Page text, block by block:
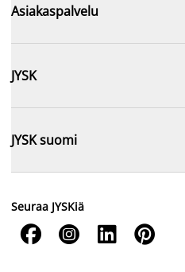
Asiakaspalvelu
JYSK
JYSK suomi
Seuraa JYSKiä
   